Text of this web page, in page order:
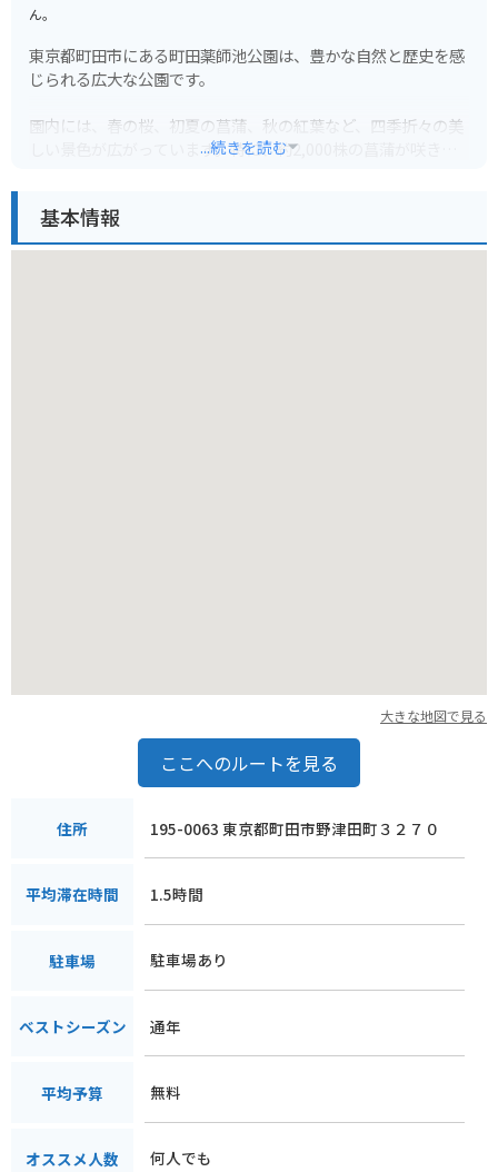
ん。
東京都町田市にある町田薬師池公園は、豊かな自然と歴史を感
じられる広大な公園です。
園内には、春の桜、初夏の菖蒲、秋の紅葉など、四季折々の美
しい景色が広がっています。特に、約2,000株の菖蒲が咲き誇
た庭園など、歴史的な建造物も多く、散策しながら歴史を感じ
ることができます。
...続きを読む
基本情報
大きな地図で見る
ここへのルートを見る
住所 195-0063 東京都町田市野津田町３２７０
平均滞在時間 1.5時間
駐車場 駐車場あり
ベストシーズン 通年
平均予算 無料
オススメ人数 何人でも